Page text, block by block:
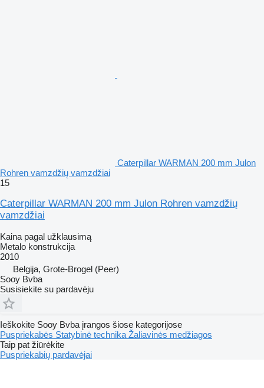
Caterpillar WARMAN 200 mm Julon
Rohren vamzdžių vamzdžiai
15
Caterpillar WARMAN 200 mm Julon Rohren vamzdžių
vamzdžiai
Kaina pagal užklausimą
Metalo konstrukcija
2010
Belgija, Grote-Brogel (Peer)
Sooy Bvba
Susisiekite su pardavėju
Ieškokite Sooy Bvba įrangos šiose kategorijose
Puspriekabės Statybinė technika Žaliavinės medžiagos
Taip pat žiūrėkite
Puspriekabių pardavėjai